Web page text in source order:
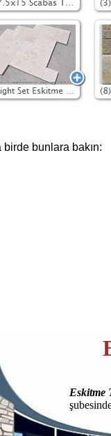
Eskitme
birde bunlara bakın: